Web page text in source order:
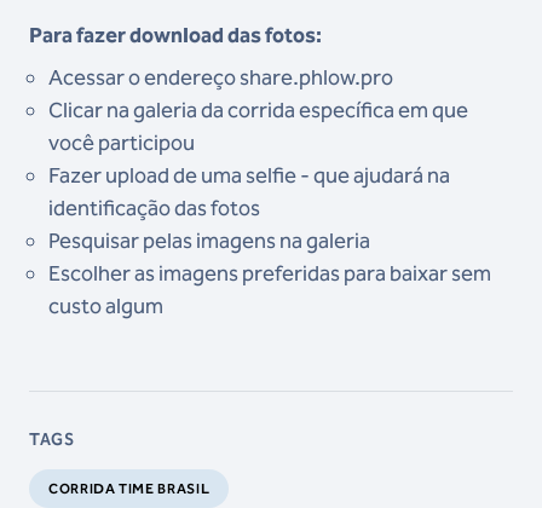
Para fazer download das fotos:
Acessar o endereço share.phlow.pro
Clicar na galeria da corrida específica em que
você participou
Fazer upload de uma selfie - que ajudará na
identificação das fotos
Pesquisar pelas imagens na galeria
Escolher as imagens preferidas para baixar sem
custo algum
TAGS
CORRIDA TIME BRASIL